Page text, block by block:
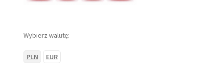
Wybierz walutę:
PLN EUR